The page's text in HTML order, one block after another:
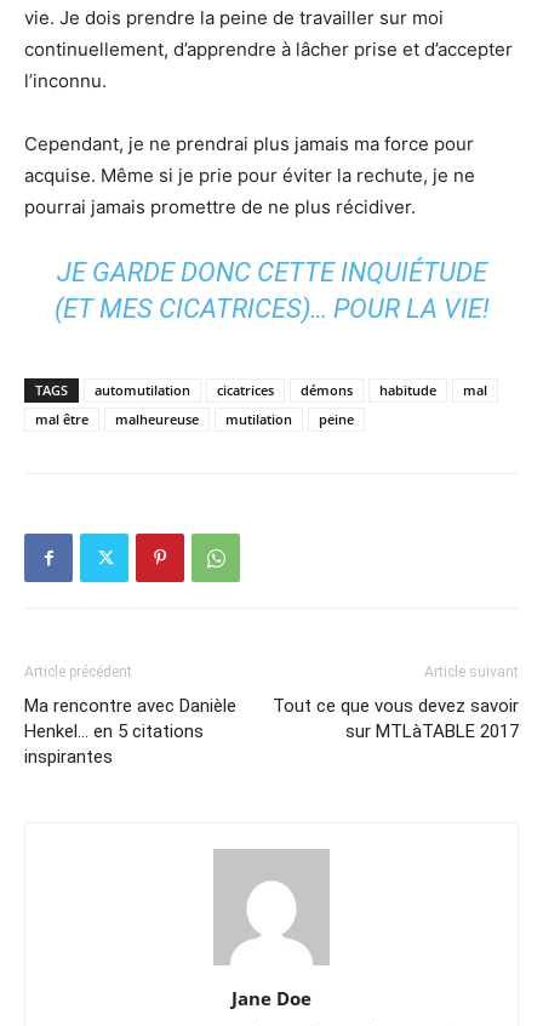
vie. Je dois prendre la peine de travailler sur moi
continuellement, d’apprendre à lâcher prise et d’accepter
l’inconnu.
Cependant, je ne prendrai plus jamais ma force pour
acquise. Même si je prie pour éviter la rechute, je ne
pourrai jamais promettre de ne plus récidiver.
JE GARDE DONC CETTE INQUIÉTUDE
(ET MES CICATRICES)… POUR LA VIE!
TAGS automutilation cicatrices démons habitude
mal
mal être
malheureuse mutilation peine
Article précédent
Ma rencontre avec Danièle
Henkel… en 5 citations
inspirantes
Article suivant
Tout ce que vous devez savoir
sur MTLàTABLE 2017
Jane Doe